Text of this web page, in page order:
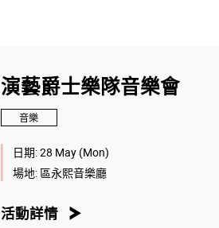
演藝爵士樂隊音樂會
音樂
日期:28 May (Mon)
場地:區永熙音樂廳
活動詳情